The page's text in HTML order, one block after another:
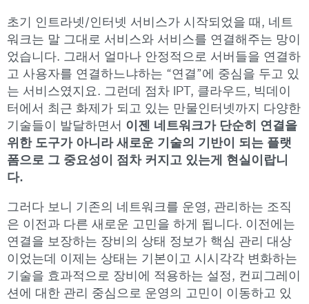
초기 인트라넷/인터넷 서비스가 시작되었을 때, 네트
워크는 말 그대로 서비스와 서비스를 연결해주는 망이
었습니다. 그래서 얼마나 안정적으로 서버들을 연결하
고 사용자를 연결하느냐하는 “연결”에 중심을 두고 있
는 서비스였지요. 그런데 점차 IPT, 클라우드, 빅데이
터에서 최근 화제가 되고 있는 만물인터넷까지 다양한
기술들이 발달하면서 이젠 네트워크가 단순히 연결을
위한 도구가 아니라 새로운 기술의 기반이 되는 플랫
폼으로 그 중요성이 점차 커지고 있는게 현실이랍니
다.
그러다 보니 기존의 네트워크를 운영, 관리하는 조직
은 이전과 다른 새로운 고민을 하게 됩니다. 이전에는
연결을 보장하는 장비의 상태 정보가 핵심 관리 대상
이었는데 이제는 상태는 기본이고 시시각각 변화하는
기술을 효과적으로 장비에 적용하는 설정, 컨피그레이
션에 대한 관리 중심으로 운영의 고민이 이동하고 있